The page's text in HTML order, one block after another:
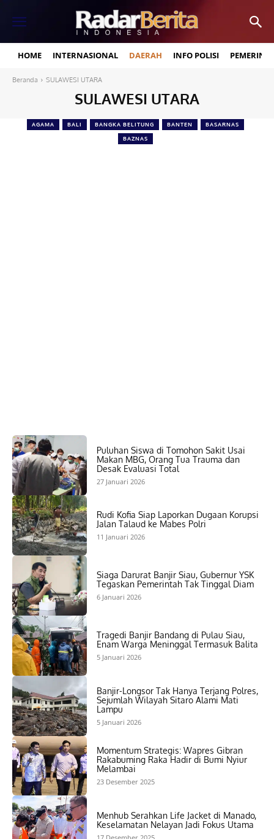
HOME INTERNASIONAL DAERAH INFO POLISI
Beranda SULAWESI UTARA
SULAWESI UTARA
AGAMA BALI BANGKA BELITUNG BANTEN BASARNAS
BAZNAS
Puluhan Siswa di Tomohon Sakit Usai
Makan MBG, Orang Tua Trauma dan
Desak Evaluasi Total
27 Januari 2026
Rudi Kofia Siap Laporkan Dugaan Korupsi
Jalan Talaud ke Mabes Polri
11 Januari 2026
Siaga Darurat Banjir Siau, Gubernur YSK
Tegaskan Pemerintah Tak Tinggal Diam
6 Januari 2026
Tragedi Banjir Bandang di Pulau Siau,
Enam Warga Meninggal Termasuk Balita
5 Januari 2026
Banjir-Longsor Tak Hanya Terjang Polres,
Sejumlah Wilayah Sitaro Alami Mati
Lampu
5 Januari 2026
Momentum Strategis: Wapres Gibran
Rakabuming Raka Hadir di Bumi Nyiur
Melambai
23 Desember 2025
Menhub Serahkan Life Jacket di Manado,
Keselamatan Nelayan Jadi Fokus Utama